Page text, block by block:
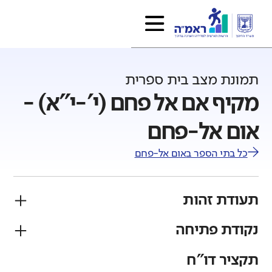
תמונת מצב בית ספרית
מקיף אם אל פחם (י'-י"א) -
אום אל-פחם
כל בתי הספר באום אל-פחם
תעודת זהות
פיקוח
נקודת פתיחה
תקציר דו"ח